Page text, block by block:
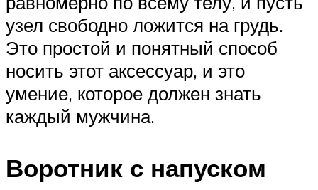
узел свободно ложится на грудь.
Это простой и понятный способ
носить этот аксессуар, и это
умение, которое должен знать
каждый мужчина.
Воротник с напуском